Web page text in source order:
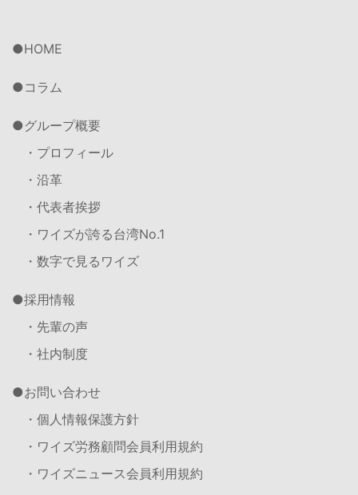
HOME
コラム
グループ概要
・プロフィール
・沿革
・代表者挨拶
・ワイズが誇る台湾No.1
・数字で見るワイズ
採用情報
・先輩の声
・社内制度
お問い合わせ
・個人情報保護方針
・ワイズ労務顧問会員利用規約
・ワイズニュース会員利用規約